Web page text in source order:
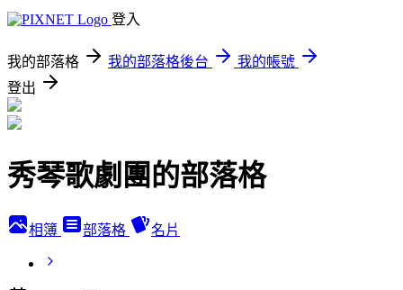
登入
我的部落格 我的部落格後台
我的帳號
登出
秀琴歌劇團的部落格
相簿 部落格 名片